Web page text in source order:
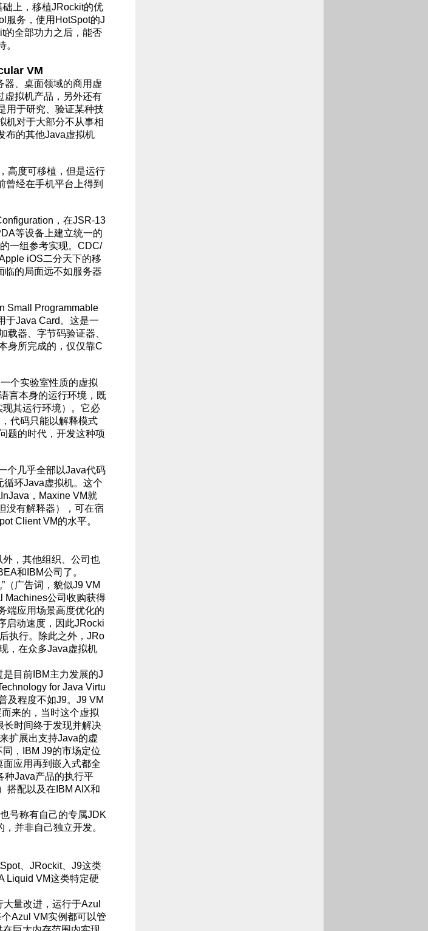
上，移植JRockit的优
服务，使用HotSpot的J
的全部功力之后，能否
。
VM
、桌面领域的商用虚
虚拟机产品，另外还有
用于研究、验证某种技
机对于大部分不从事相
布的其他Java虚拟机
高度可移植，但是运行
曾经在手机平台上得到
，在JSR-13
等设备上建立统一的
一组参考实现。CDC/
iOS二分天下的移
临的局面远不如服务器
Programmable
于Java Card。这是一
载器、字节码验证器、
身所完成的，仅仅靠C
个实验室性质的虚拟
言本身的运行环境，既
现其运行环境）。它必
代码只能以解释模式
题的时代，开发这种项
几乎全部以Java代码
循环Java虚拟机。这个
，Maxine VM就
没有解释器），可在宿
Client VM的水平。
，其他组织、公司也
和IBM公司了。
广告词，貌似J9 VM
Machines公司收购获得
端应用场景高度优化的
启动速度，因此JRocki
执行。除此之外，JRo
，在众多Java虚拟机
目前IBM主力发展的J
for Java Virtu
及程度不如J9。J9 VM
来的，当时这个虚拟
长时间终于发现并解决
扩展出支持Java的虚
，IBM J9的市场定位
应用再到嵌入式都全
种Java产品的执行平
搭配以及在IBM AIX和
号称有自己的专属JDK
并非自己独立开发。
、JRockit、J9这类
Liquid VM这类特定硬
量改进，运行于Azul
Azul VM实例都可以管